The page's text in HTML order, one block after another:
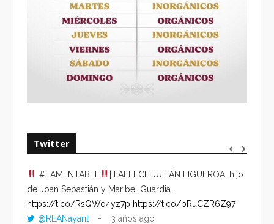
Twitter
#LAMENTABLE
| FALLECE JULIÁN FIGUEROA, hijo
de Joan Sebastián y Maribel Guardia.
https://t.co/RsQWo4yz7p https://t.co/bRuCZR6Z97
@REANayarit
3 años ago